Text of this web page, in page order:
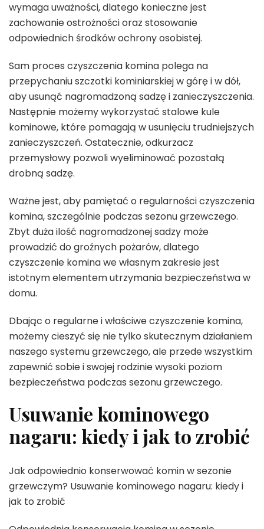
wymaga uważności, dlatego konieczne jest
zachowanie ostrożności oraz stosowanie
odpowiednich środków ochrony osobistej.
Sam proces czyszczenia komina polega na
przepychaniu szczotki kominiarskiej w górę i w dół,
aby usunąć nagromadzoną sadzę i zanieczyszczenia.
Następnie możemy wykorzystać stalowe kule
kominowe, które pomagają w usunięciu trudniejszych
zanieczyszczeń. Ostatecznie, odkurzacz
przemysłowy pozwoli wyeliminować pozostałą
drobną sadzę.
Ważne jest, aby pamiętać o regularności czyszczenia
komina, szczególnie podczas sezonu grzewczego.
Zbyt duża ilość nagromadzonej sadzy może
prowadzić do groźnych pożarów, dlatego
czyszczenie komina we własnym zakresie jest
istotnym elementem utrzymania bezpieczeństwa w
domu.
Dbając o regularne i właściwe czyszczenie komina,
możemy cieszyć się nie tylko skutecznym działaniem
naszego systemu grzewczego, ale przede wszystkim
zapewnić sobie i swojej rodzinie wysoki poziom
bezpieczeństwa podczas sezonu grzewczego.
Usuwanie kominowego
nagaru: kiedy i jak to zrobić
Jak odpowiednio konserwować komin w sezonie
grzewczym? Usuwanie kominowego nagaru: kiedy i
jak to zrobić